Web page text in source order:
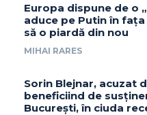
Europa dispune de o
aduce pe Putin în
să o piardă din nou
MIHAI RARES
Sorin Blejnar, acuzat
beneficiind de
București, în ciuda